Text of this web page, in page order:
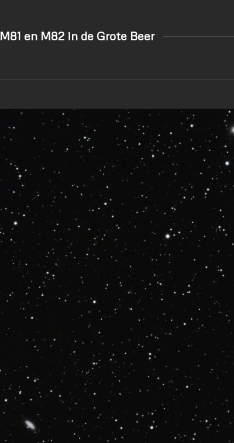
M81 en M82 in de Grote Beer